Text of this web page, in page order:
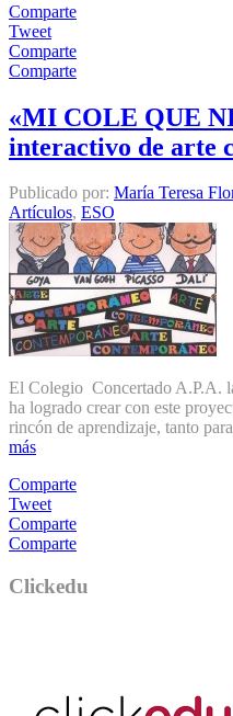
Comparte
Tweet
Comparte
Comparte
«MI COLE QUE
interactivo de arte
Publicado por: María Teresa
Artículos, ESO
El Colegio Concertado A.P.A.
ha logrado crear con este
rincón de aprendizaje, tanto
más
Comparte
Tweet
Comparte
Comparte
Clickedu